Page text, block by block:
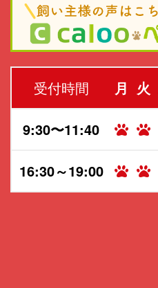
受付時間 月 火
9:30〜11:40
16:30～19:00